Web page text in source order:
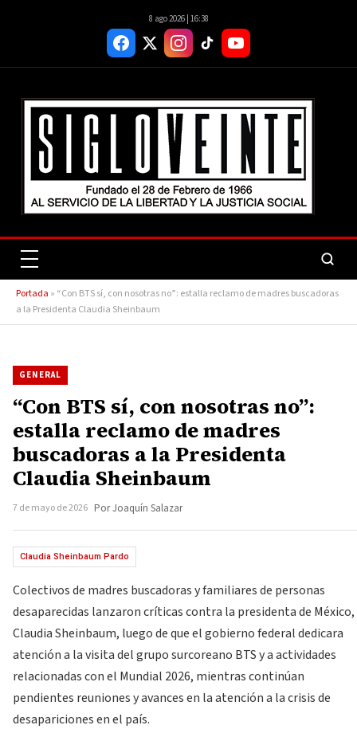
8 ago 2026 | 16:38
Portada » “Con BTS sí, con nosotras no”: estalla reclamo de madres buscadoras
a la Presidenta Claudia Sheinbaum
GENERAL
“Con BTS sí, con nosotras no”:
estalla reclamo de madres
buscadoras a la Presidenta
Claudia Sheinbaum
7 de mayo de 2026 Por Joaquín Salazar
Claudia Sheinbaum Pardo
Colectivos de madres buscadoras y familiares de personas
desaparecidas lanzaron críticas contra la presidenta de México,
Claudia Sheinbaum, luego de que el gobierno federal dedicara
atención a la visita del grupo surcoreano BTS y a actividades
relacionadas con el Mundial 2026, mientras continúan
pendientes reuniones y avances en la atención a la crisis de
desapariciones en el país.